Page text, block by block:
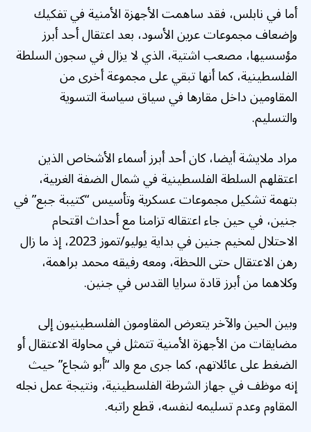
أما في نابلس، فقد ساهمت الأجهزة الأمنية في تفكيك
وإضعاف مجموعات عرين الأسود، بعد اعتقال أحد أبرز
مؤسسيها، مصعب اشتية، الذي لا يزال في سجون السلطة
الفلسطينية، كما أنها تبقي على مجموعة أخرى من
المقاومين داخل مقارها في سياق سياسة التسوية
والتسليم.
مراد ملايشة أيضا، كان أحد أبرز أسماء الأشخاص الذين
اعتقلهم السلطة الفلسطينية في شمال الضفة الغربية،
بتهمة تشكيل مجموعات عسكرية وتأسيس “كتيبة جبع” في
جنين، في حين جاء اعتقاله تزامنا مع أحداث اقتحام
الاحتلال لمخيم جنين في بداية يوليو/تموز 2023، إذ ما زال
رهن الاعتقال حتى اللحظة، ومعه رفيقه محمد براهمة،
وكلاهما من أبرز قادة سرايا القدس في جنين.
وبين الحين والآخر يتعرض المقاومون الفلسطينيون إلى
مضايقات من الأجهزة الأمنية تتمثل في محاولة الاعتقال أو
الضغط على عائلاتهم، كما جرى مع والد “أبو شجاع” حيث
إنه موظف في جهاز الشرطة الفلسطينية، ونتيجة عمل نجله
المقاوم وعدم تسليمه لنفسه، قطع راتبه.